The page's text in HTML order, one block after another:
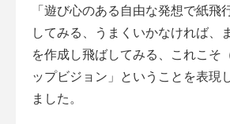
「遊び心のある自由な発想で紙飛
してみる、うまくいかなければ、
を作成し飛ばしてみる、これこそ
ップビジョン」ということを表現
ました。